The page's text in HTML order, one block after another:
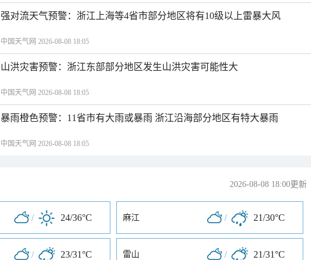
强对流天气预警：浙江上海等4省市部分地区将有10级以上雷暴大风
中国天气网 2026-08-08 18:05
山洪灾害预警：浙江东部部分地区发生山洪灾害可能性大
中国天气网 2026-08-08 18:05
暴雨橙色预警：11省市有大雨或暴雨 浙江沿海部分地区有特大暴雨
中国天气网 2026-08-08 18:05
2026-08-08 18:00更新
/ 24/36°C 麻江 / 21/30°C
/ 23/31°C 雷山 / 21/31°C